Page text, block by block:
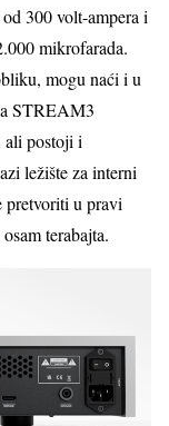
300 volt-ampera i
mikrofarada.
mogu naći i u
STREAM3
ali postoji i
ležište za interni
u pravi
terabajta.